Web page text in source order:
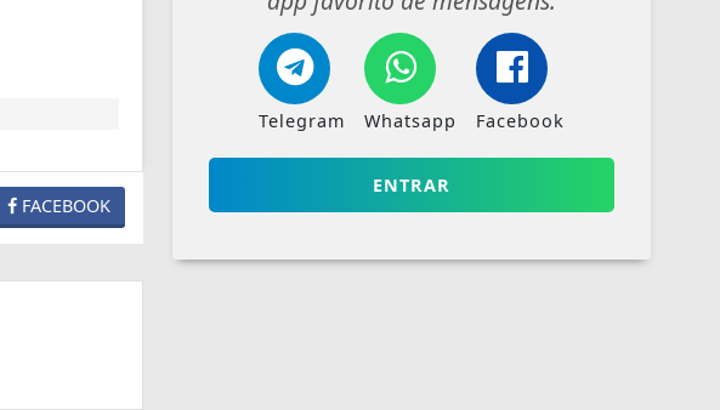
FACEBOOK
Telegram Whatsapp Facebook
ENTRAR